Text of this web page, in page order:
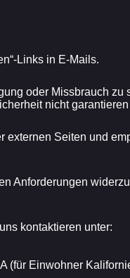
Links in E-Mails.
oder Missbrauch zu
nicht
externen Seiten und
Anforderungen
kontaktieren unter:
(für Einwohner